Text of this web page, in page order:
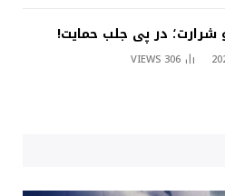
شرارت؛ در پی جلب حمایت!
306
VIEWS